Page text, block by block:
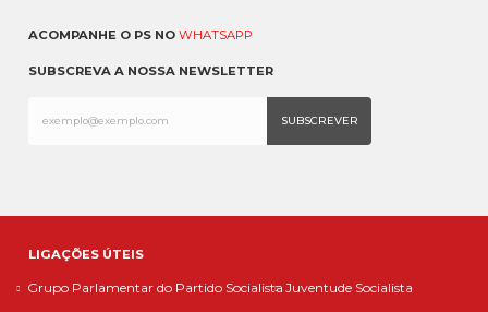
ACOMPANHE O PS NO WHATSAPP
SUBSCREVA A NOSSA NEWSLETTER
LIGAÇÕES ÚTEIS
Grupo Parlamentar do Partido Socialista Juventude Socialista